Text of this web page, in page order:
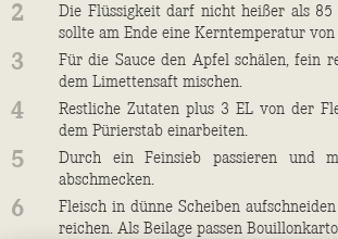
2
Die Flüssigkeit darf nicht heißer als 85
sollte am Ende eine Kerntemperatur von
3
Für die Sauce den Apfel schälen, fein
dem Limettensaft mischen.
4
Restliche Zutaten plus 3 EL von der
dem Pürierstab einarbeiten.
5
Durch ein Feinsieb passieren und
abschmecken.
6
Fleisch in dünne Scheiben
reichen. Als Beilage passen